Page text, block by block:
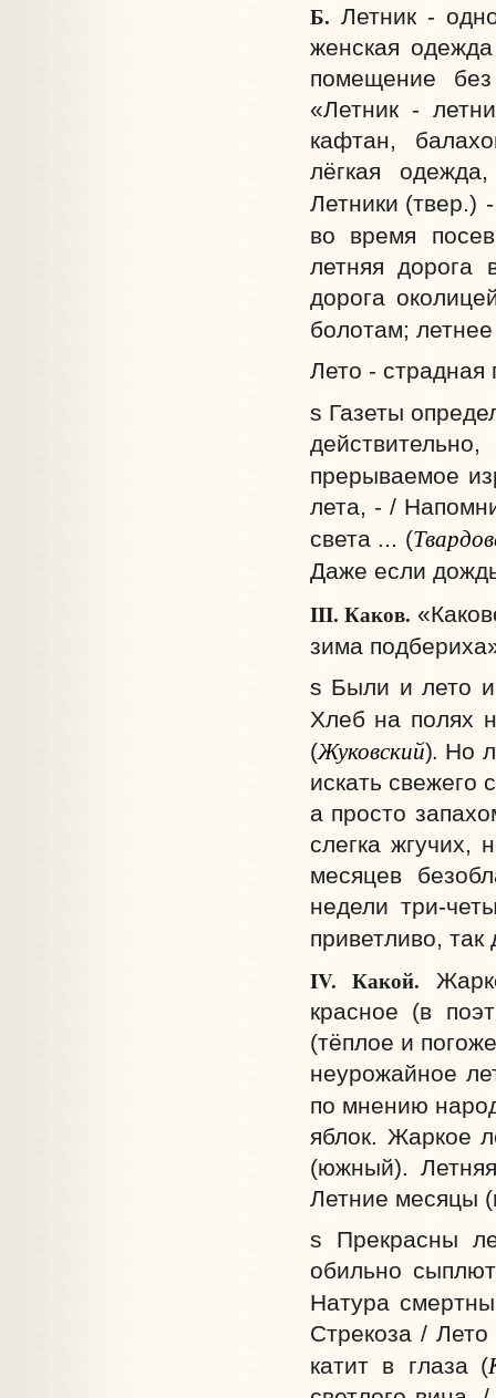
Б. Летник -
женская
помещение
«Летник -
кафтан,
лёгкая
Летники (твер.)
во время
летняя дорога
дорога
болотам;
Лето - страдная
s Газеты
прерываемое
лета, - /
света ... (
Даже если
III. Каков.
зима
s Были и лето
Хлеб на полях
(Жуковский). Но
искать свежего
а просто
слегка жгучих,
месяцев
недели три-
приветливо,
IV. Какой.
красное (в
(тёплое и
неурожайное
по мнению
яблок. Жаркое
(южный).
Летние месяцы
s Прекрасны
обильно
Натура
Стрекоза /
катит в глаза (